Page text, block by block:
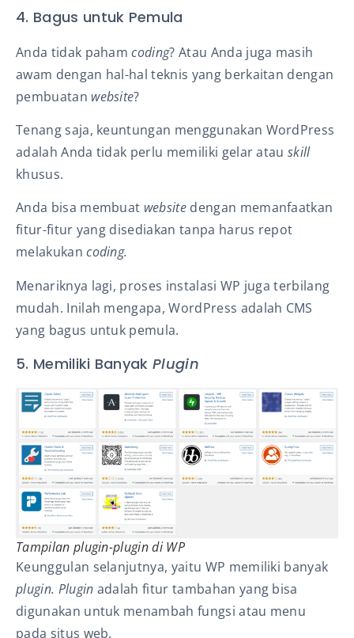
4. Bagus untuk Pemula
Anda tidak pahamcoding? Atau Anda juga masih
awam dengan hal-hal teknis yang berkaitan dengan
pembuatan website?
Tenang saja, keuntungan menggunakan WordPress
adalah Anda tidak perlu memiliki gelar atauskill
khusus.
Anda bisa membuat website dengan memanfaatkan
fitur-fitur yang disediakan tanpa harus repot
melakukancoding.
Menariknya lagi, proses instalasi WP juga terbilang
mudah. Inilah mengapa, WordPress adalah CMS
yang bagus untuk pemula.
5. Memiliki BanyakPlugin
Tampilan plugin-plugin di WP
Keunggulan selanjutnya, yaitu WP memiliki banyak
plugin. Plugin adalah fitur tambahan yang bisa
digunakan untuk menambah fungsi atau menu
pada situs web.